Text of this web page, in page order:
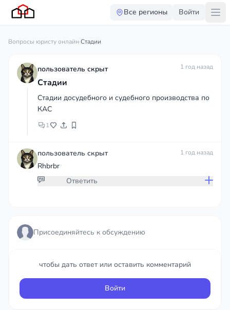
Все регионы Войти
Вопросы юристу онлайн·Стадии
пользователь скрыт 1 год назад
Стадии
Стадии досудебного и судебного производства по
КАС
1
пользователь скрыт 1 год назад
Rhbrbr
Ответить
Войти
Присоединяйтесь к обсуждению
чтобы дать ответ или оставить комментарий
Войти